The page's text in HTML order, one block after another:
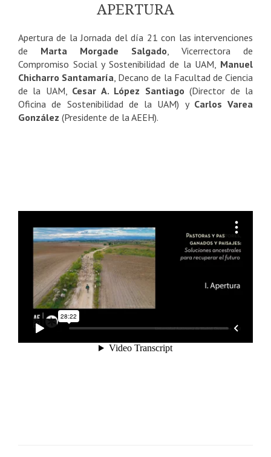
APERTURA
Apertura de la Jornada del día 21 con las intervenciones
de Marta Morgade Salgado , Vicerrectora de
Compromiso Social y Sostenibilidad de la UAM, Manuel
Chicharro Santamaría , Decano de la Facultad de Ciencia
de la UAM, Cesar A. López Santiago (Director de la
Oficina de Sostenibilidad de la UAM) y Carlos Varea
González (Presidente de la AEEH).